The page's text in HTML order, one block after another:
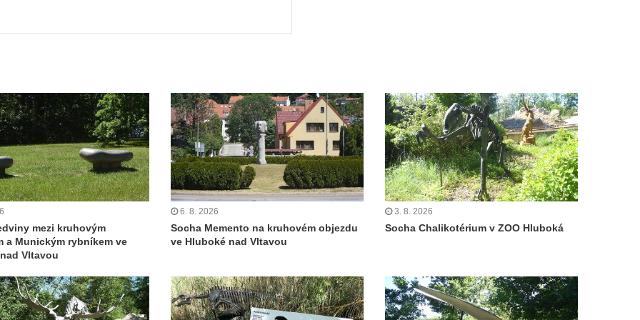
mezi kruhovým
a Munickým rybníkem ve
Vltavou
6. 8. 2026
Socha Memento na kruhovém objezdu
ve Hluboké nad Vltavou
3. 8. 2026
Socha Chalikotérium v ZOO Hluboká